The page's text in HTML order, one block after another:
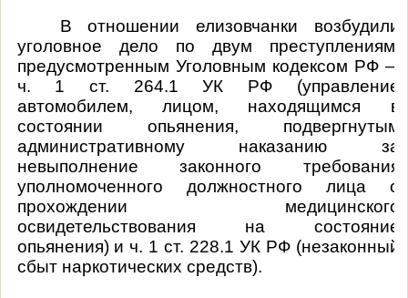
В отношении елизовчанки возбудили
уголовное дело по двум преступлениям,
предусмотренным Уголовным кодексом РФ –
ч. 1 ст. 264.1 УК РФ (управление
автомобилем, лицом, находящимся в
состоянии опьянения, подвергнутым
административному наказанию за
невыполнение законного требования
уполномоченного должностного лица о
прохождении медицинского
освидетельствования на состояние
опьянения) и ч. 1 ст. 228.1 УК РФ (незаконный
сбыт наркотических средств).